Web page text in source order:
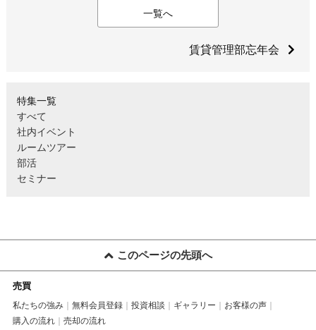
一覧へ
賃貸管理部忘年会
特集一覧
すべて
社内イベント
ルームツアー
部活
セミナー
このページの先頭へ
売買
私たちの強み 無料会員登録 投資相談 ギャラリー
お客様の声
購入の流れ
売却の流れ